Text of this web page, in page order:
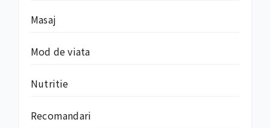
Masaj
Mod de viata
Nutritie
Recomandari